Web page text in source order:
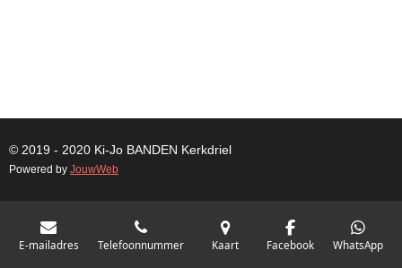
© 2019 - 2020 Ki-Jo BANDEN Kerkdriel
Powered by JouwWeb
E-mailadres Telefoonnummer Kaart Facebook WhatsApp